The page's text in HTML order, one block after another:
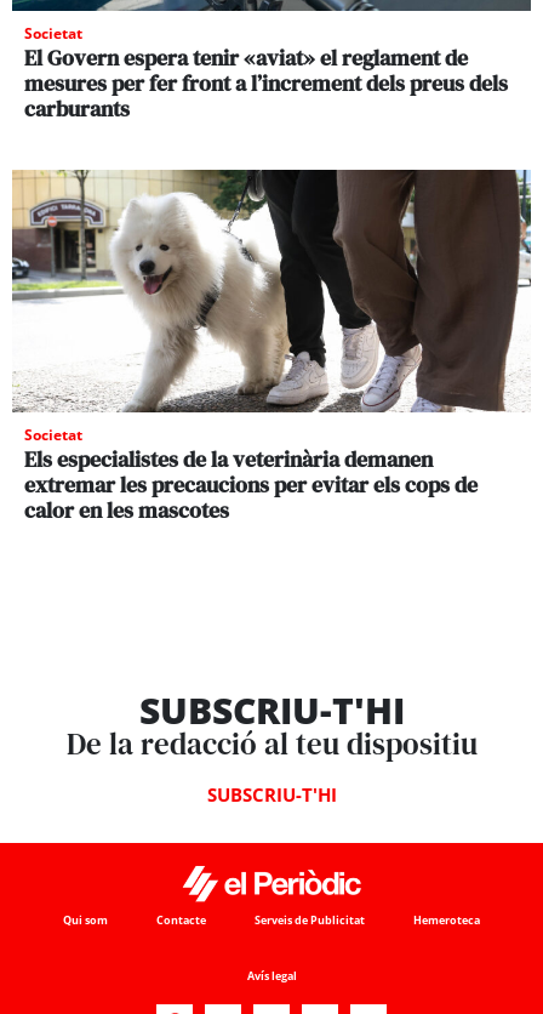
Societat
El Govern espera tenir «aviat» el reglament de
mesures per fer front a l’increment dels preus dels
carburants
Societat
Els especialistes de la veterinària demanen
extremar les precaucions per evitar els cops de
calor en les mascotes
SUBSCRIU-T'HI
De la redacció al teu dispositiu
SUBSCRIU-T'HI
Qui som Contacte Serveis de Publicitat Hemeroteca
Avís legal